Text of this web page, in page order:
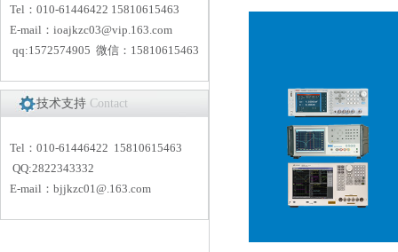
Tel：010-61446422 15810615463
E-mail： ioajkzc03@vip.163.com
qq:1572574905 微信：15810615463
技术支持 Contact
Tel：010-61446422 15810615463
QQ:2822343332
E-mail： bjjkzc01@.163.com